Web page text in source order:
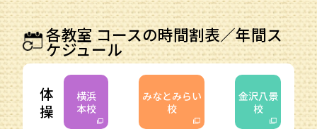
各教室 コースの時間割表／年間ス
ケジュール
体
操
横浜
本校
みなとみらい
校
金沢八景
校